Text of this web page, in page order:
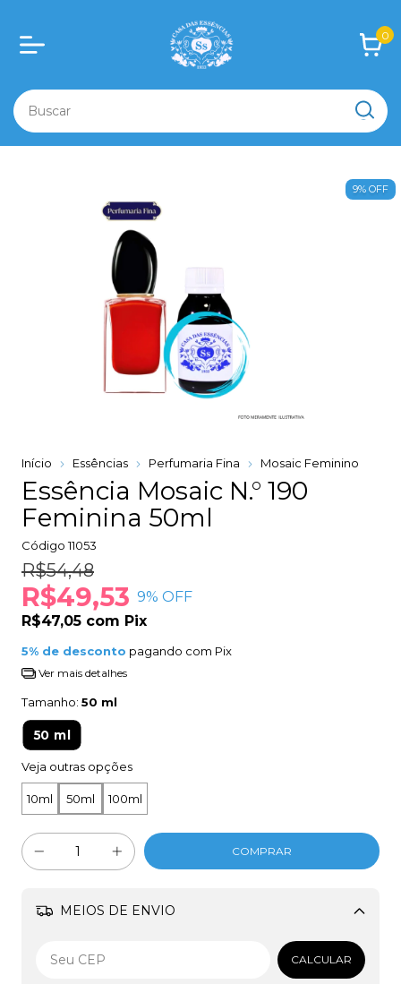
0
9% OFF
Início Essências Perfumaria Fina Mosaic Feminino
Essência Mosaic N.° 190
Feminina 50ml
Código 11053
R$54,48
R$49,53 9% OFF
R$47,05 com Pix
5% de desconto pagando com Pix
Ver mais detalhes
Tamanho: 50 ml
50 ml
Veja outras opções
10ml 50ml 100ml
MEIOS DE ENVIO
Alterar CEP
CALCULAR